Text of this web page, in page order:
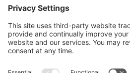
© 2026 Outside The Lens, una
lucro 501c(3).
Sitio web de